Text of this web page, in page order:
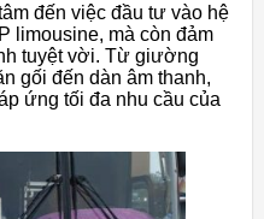
đến việc đầu tư vào hệ
limousine, mà còn đảm
tuyệt vời. Từ giường
gối đến dàn âm thanh,
ứng tối đa nhu cầu của